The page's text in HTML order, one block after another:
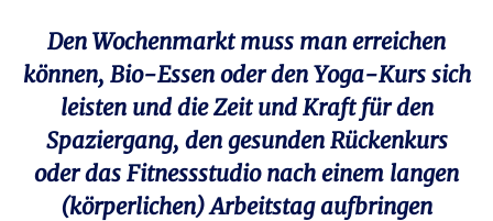
Den Wochenmarkt muss man erreichen
können, Bio-Essen oder den Yoga-Kurs sich
leisten und die Zeit und Kraft für den
Spaziergang, den gesunden Rückenkurs
oder das Fitnessstudio nach einem langen
(körperlichen) Arbeitstag aufbringen